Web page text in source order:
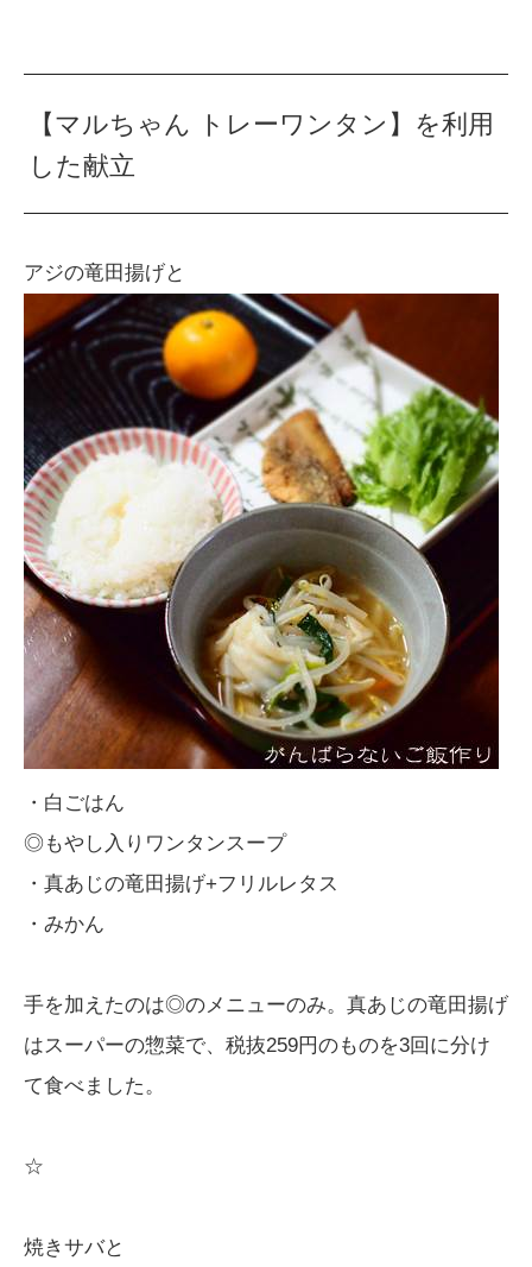
【マルちゃん トレーワンタン】を利用
した献立
アジの竜田揚げと
・白ごはん
◎もやし入りワンタンスープ
・真あじの竜田揚げ+フリルレタス
・みかん
手を加えたのは◎のメニューのみ。真あじの竜田揚げ
はスーパーの惣菜で、税抜259円のものを3回に分け
て食べました。
☆
焼きサバと